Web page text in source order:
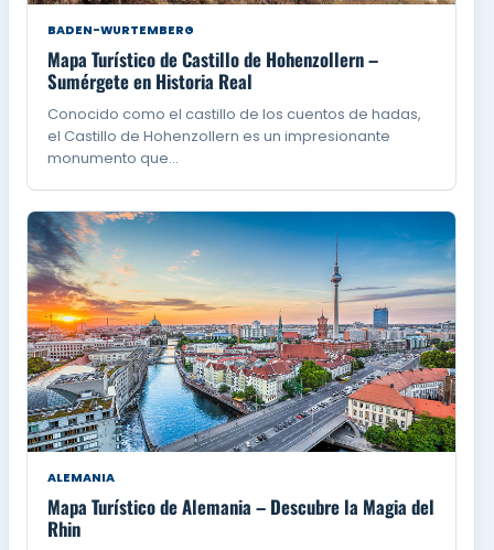
BADEN-WURTEMBERG
Mapa Turístico de Castillo de Hohenzollern –
Sumérgete en Historia Real
Conocido como el castillo de los cuentos de hadas,
el Castillo de Hohenzollern es un impresionante
monumento que…
ALEMANIA
Mapa Turístico de Alemania – Descubre la Magia del
Rhin